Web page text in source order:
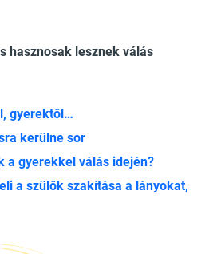
hasznosak lesznek válás
gyerektől…
kerülne sor
a gyerekkel válás idején?
a szülők szakítása a lányokat,